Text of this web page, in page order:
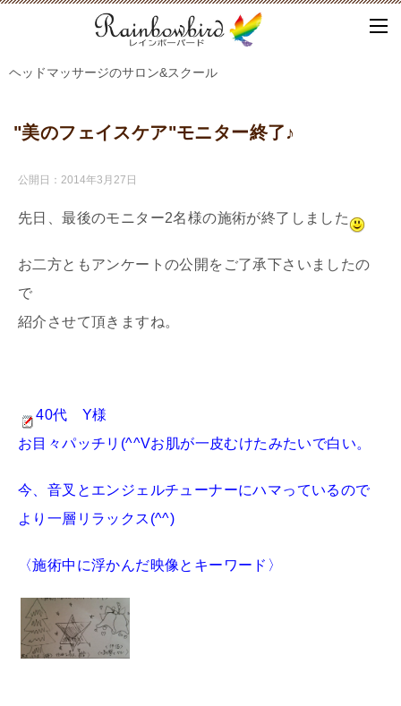
ヘッドマッサージのサロン&スクール
"美のフェイスケア"モニター終了♪
公開日： 2014年3月27日
先日、最後のモニター2名様の施術が終了しました
お二方ともアンケートの公開をご了承下さいましたの
で
紹介させて頂きますね。
40代 Y様
お目々パッチリ(^^Vお肌が一皮むけたみたいで白い。
今、音叉とエンジェルチューナーにハマっているので
より一層リラックス(^^)
〈施術中に浮かんだ映像とキーワード〉